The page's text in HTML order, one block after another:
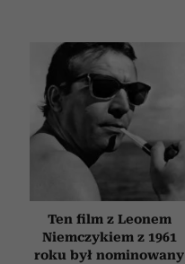
Ten film z Leonem
Niemczykiem z 1961
roku był nominowany